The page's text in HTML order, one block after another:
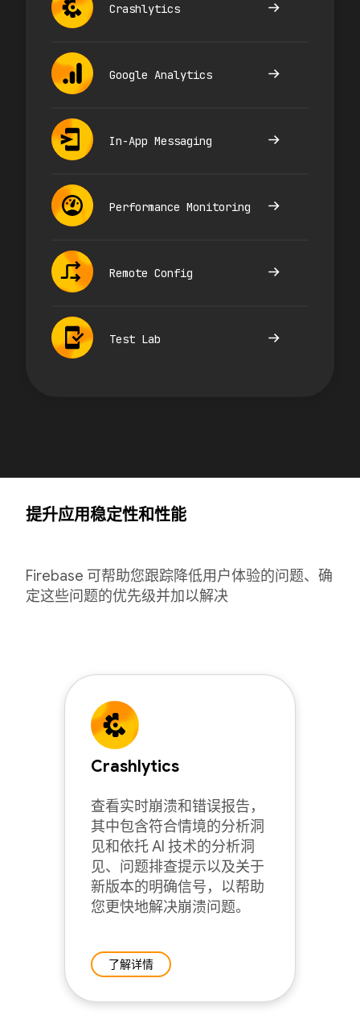
Crashlytics
Google Analytics
In-App Messaging
Performance Monitoring
Remote Config
Test Lab
提升应用稳定性和性能
Firebase 可帮助您跟踪降低用户体验的问题、确
定这些问题的优先级并加以解决
Crashlytics
查看实时崩溃和错误报告，
其中包含符合情境的分析洞
见和依托 AI 技术的分析洞
见、问题排查提示以及关于
新版本的明确信号，以帮助
您更快地解决崩溃问题。
了解详情